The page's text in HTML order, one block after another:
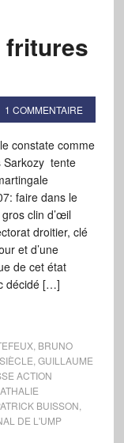
fritures
1 COMMENTAIRE
constate comme
Sarkozy tente
faire dans le
clin d’œil
droitier, clé
et d’une
de cet état
décidé […]
, BRUNO
GUILLAUME
ACTION
BUISSON
DE L'UMP